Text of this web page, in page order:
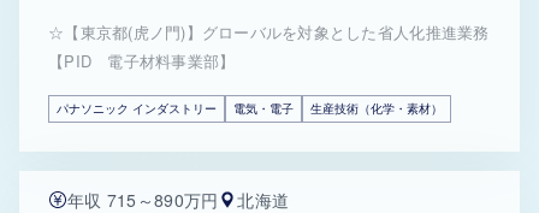
☆【東京都(虎ノ門)】グローバルを対象とした省人化推進業務
【PID 電子材料事業部】
パナソニック インダストリー 電気・電子 生産技術（化学・素材）
年収 715～890万円 北海道